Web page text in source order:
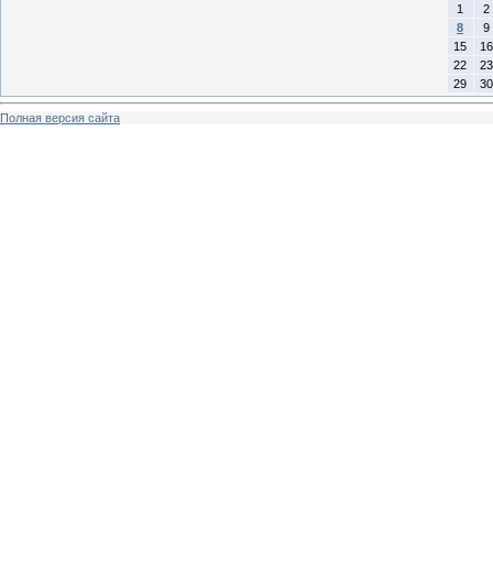
1
2
8
9
15
16
22
23
29
30
Полная версия сайта